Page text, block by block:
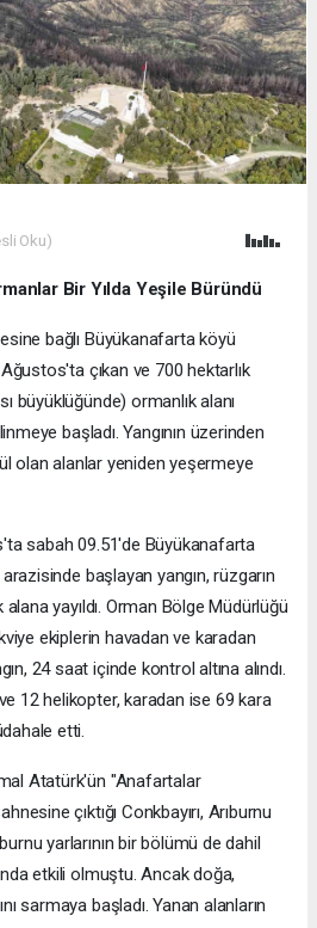
Oku)
Bir Yılda Yeşile Büründü
bağlı Büyükanafarta köyü
Ağustos'ta çıkan ve 700 hektarlık
büyüklüğünde) ormanlık alanı
başladı. Yangının üzerinden
olan alanlar yeniden yeşermeye
sabah 09.51'de Büyükanafarta
başlayan yangın, rüzgarın
yayıldı. Orman Bölge Müdürlüğü
ekiplerin havadan ve karadan
24 saat içinde kontrol altına alındı.
12 helikopter, karadan ise 69 kara
etti.
Atatürk'ün "Anafartalar
çıktığı Conkbayırı, Arıburnu
yarlarının bir bölümü de dahil
etkili olmuştu. Ancak doğa,
sarmaya başladı. Yanan alanların